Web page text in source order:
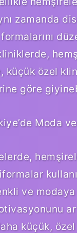
zamanda
küçük özel
göre
Moda
ve
küçük,